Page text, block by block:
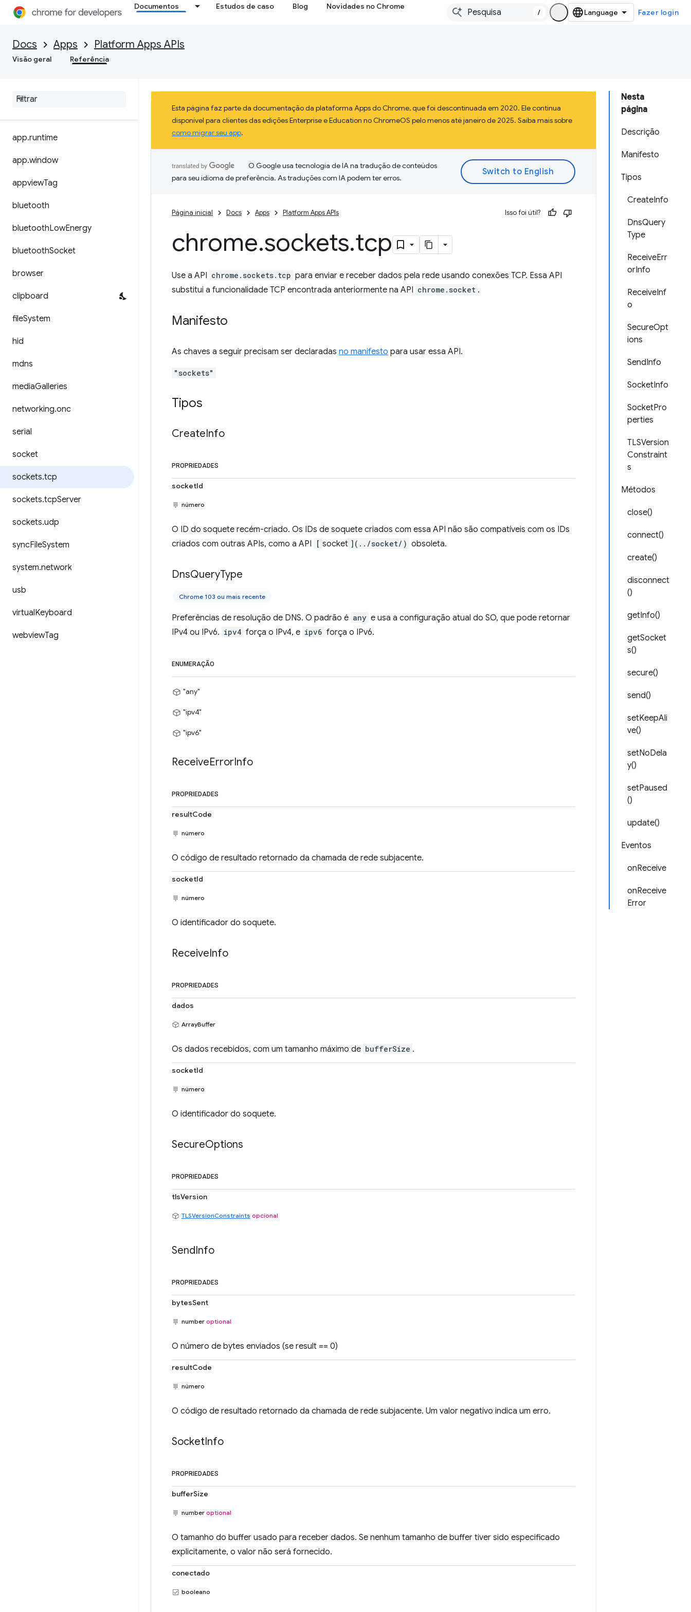
Documentos Estudos de caso Blog Novidades no Chrome
/ Fazer login
Docs Apps Platform Apps APIs
Visão geral Referência
app.runtime
app.window
appviewTag
bluetooth
bluetoothLowEnergy
bluetoothSocket
browser
clipboard
fileSystem
hid
mdns
mediaGalleries
networking.onc
serial
socket
sockets.tcp
sockets.tcpServer
sockets.udp
syncFileSystem
system.network
usb
virtualKeyboard
webviewTag
Nesta
página
Descrição
Manifesto
Tipos
CreateInfo
DnsQuery
Type
ReceiveErr
orInfo
ReceiveInf
o
SecureOpt
ions
SendInfo
SocketInfo
SocketPro
perties
TLSVersion
Constraint
s
Métodos
close()
connect()
create()
disconnect
()
getInfo()
getSocket
s()
secure()
send()
setKeepAli
ve()
setNoDela
y()
setPaused
()
update()
Eventos
onReceive
onReceive
Error
Esta página faz parte da documentação da plataforma Apps do Chrome, que foi descontinuada em 2020. Ele continua
disponível para clientes das edições Enterprise e Education no ChromeOS pelo menos até janeiro de 2025. Saiba mais sobre
como migrar seu app.
O Google usa tecnologia de IA na tradução de conteúdos
para seu idioma de preferência. As traduções com IA podem ter erros.
Página inicial Docs Apps Platform Apps APIs Isso foi útil?
chrome.sockets.tcp
Use a API chrome.sockets.tcp para enviar e receber dados pela rede usando conexões TCP. Essa API
substitui a funcionalidade TCP encontrada anteriormente na API chrome.socket .
Manifesto
As chaves a seguir precisam ser declaradas no manifesto para usar essa API.
"sockets"
Tipos
CreateInfo
PROPRIEDADES
socketId
número
O ID do soquete recém-criado. Os IDs de soquete criados com essa API não são compatíveis com os IDs
criados com outras APIs, como a API
[ socket ](../socket/) obsoleta.
DnsQueryType
Chrome 103 ou mais recente
Preferências de resolução de DNS. O padrão é any e usa a configuração atual do SO, que pode retornar
IPv4 ou IPv6. ipv4 força o IPv4, e ipv6 força o IPv6.
ENUMERAÇÃO
"any"
"ipv4"
"ipv6"
ReceiveErrorInfo
PROPRIEDADES
resultCode
número
O código de resultado retornado da chamada de rede subjacente.
socketId
número
O identificador do soquete.
ReceiveInfo
PROPRIEDADES
dados
ArrayBuffer
Os dados recebidos, com um tamanho máximo de bufferSize .
socketId
número
O identificador do soquete.
SecureOptions
PROPRIEDADES
tlsVersion
TLSVersionConstraints opcional
SendInfo
PROPRIEDADES
bytesSent
number optional
O número de bytes enviados (se result == 0)
resultCode
número
O código de resultado retornado da chamada de rede subjacente. Um valor negativo indica um erro.
SocketInfo
PROPRIEDADES
bufferSize
number optional
O tamanho do buffer usado para receber dados. Se nenhum tamanho de buffer tiver sido especificado
explicitamente, o valor não será fornecido.
conectado
booleano